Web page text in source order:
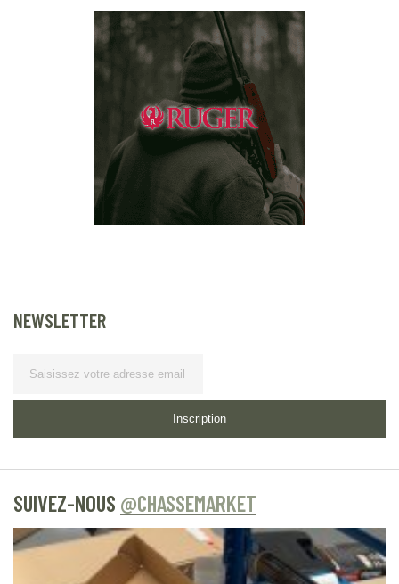
NEWSLETTER
Inscription
SUIVEZ-NOUS @CHASSEMARKET